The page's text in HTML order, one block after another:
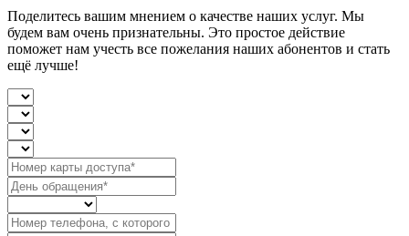
Поделитесь вашим мнением о качестве наших услуг. Мы
будем вам очень признательны. Это простое действие
поможет нам учесть все пожелания наших абонентов и стать
ещё лучше!